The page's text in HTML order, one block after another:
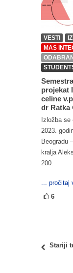
VESTI
MAS
projekat
celine
dr Ratka
Izložba se
2023.
Beogradu
kralja
200.
... pročitaj
6
Stariji